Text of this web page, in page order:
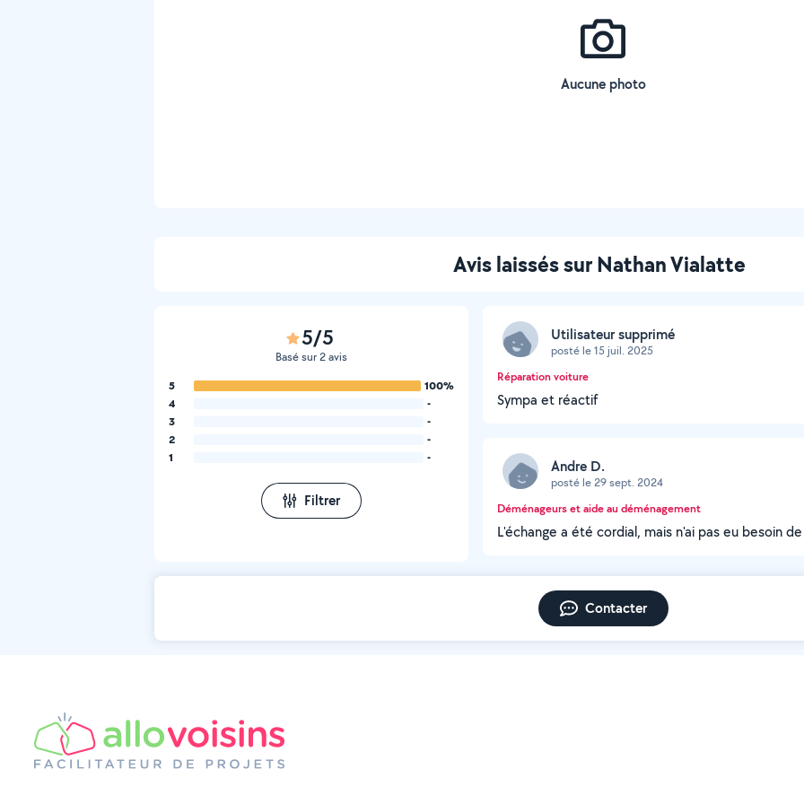
Aucune photo
Avis laissés sur Nathan Vialatte
5/5
Basé sur 2 avis
5
100%
4
-
3
-
2
-
1
-
Filtrer
Utilisateur supprimé
posté le 15 juil. 2025
Réparation voiture
Sympa et réactif
Andre D.
posté le 29 sept. 2024
Déménageurs et aide au déménagement
L'échange a été cordial, mais n'ai pas eu besoin
Contacter